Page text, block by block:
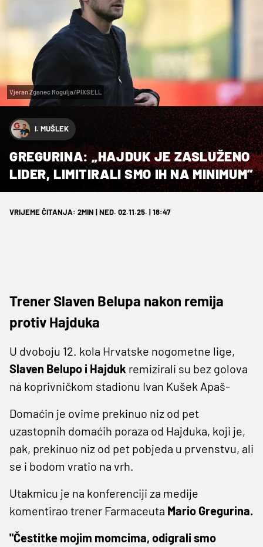
Vjeran Zganec Rogulja/PIXSELL
I. MUŠLEK
GREGURINA: „HAJDUK JE ZASLUŽENO
LIDER, LIMITIRALI SMO IH NA MINIMUM”
VRIJEME ČITANJA: 2MIN | NED. 02.11.25. | 18:47
Trener Slaven Belupa nakon remija
protiv Hajduka
U dvoboju 12. kola Hrvatske nogometne lige,
Slaven Belupo i Hajduk remizirali su bez golova
na koprivničkom stadionu Ivan Kušek Apaš-
Domaćin je ovime prekinuo niz od pet
uzastopnih domaćih poraza od Hajduka, koji je,
pak, prekinuo niz od pet pobjeda u prvenstvu, ali
se i bodom vratio na vrh.
Utakmicu je na konferenciji za medije
komentirao trener Farmaceuta Mario Gregurina.
"Čestitke mojim momcima, odigrali smo